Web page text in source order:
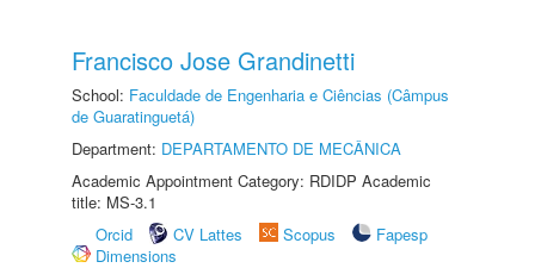
Francisco Jose Grandinetti
School: Faculdade de Engenharia e Ciências (Câmpus
de Guaratinguetá)
Department: DEPARTAMENTO DE MECÂNICA
Academic Appointment Category: RDIDP Academic
title: MS-3.1
Orcid
CV Lattes Scopus
Fapesp
Dimensions